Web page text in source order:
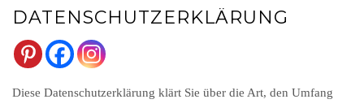
DATENSCHUTZERKLÄRUNG
Diese Datenschutzerklärung klärt Sie über die Art, den Umfang